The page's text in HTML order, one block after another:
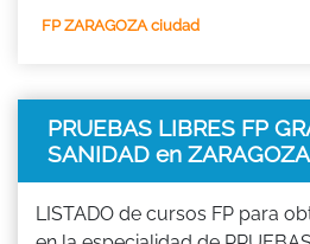
FP ZARAGOZA ciudad
PRUEBAS LIBRES FP
SANIDAD en ZARAGOZA
LISTADO de cursos FP para